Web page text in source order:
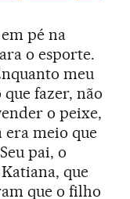
pé na
o esporte.
meu
fazer, não
o peixe,
era meio que
pai, o
que
que o filho